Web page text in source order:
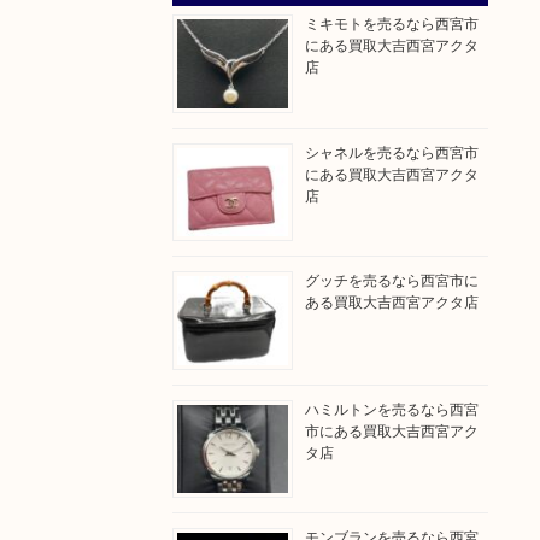
ミキモトを売るなら西宮市
にある買取大吉西宮アクタ
店
シャネルを売るなら西宮市
にある買取大吉西宮アクタ
店
グッチを売るなら西宮市に
ある買取大吉西宮アクタ店
ハミルトンを売るなら西宮
市にある買取大吉西宮アク
タ店